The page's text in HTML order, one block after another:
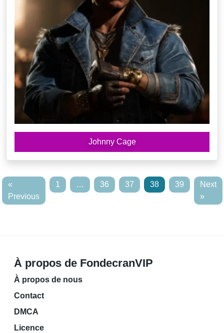
Johnny Cage
«
Previous
1 … 36 37 38 39
Next
»
À propos de FondecranVIP
À propos de nous
Contact
DMCA
Licence